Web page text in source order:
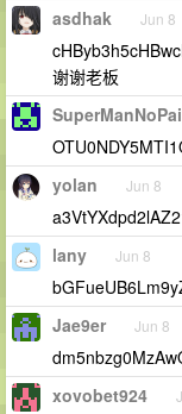
asdhak Jun 8
谢谢老板
yolan Jun 8
lany Jun 8
Jae9er Jun 8
xovobet924